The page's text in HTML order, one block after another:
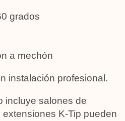
​​grados
a mechón
instalación profesional.
incluye salones de
extensiones K-Tip pueden